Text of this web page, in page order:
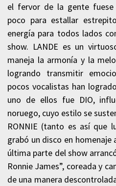
el fervor de la gente fuese
poco para estallar
energía para todos lados
show. LANDE es un
maneja la armonía y la
logrando transmitir
pocos vocalistas han
uno de ellos fue DIO,
noruego, cuyo estilo se
RONNIE (tanto es así que
grabó un disco en homenaje
última parte del show
Ronnie James”, coreada y
de una manera